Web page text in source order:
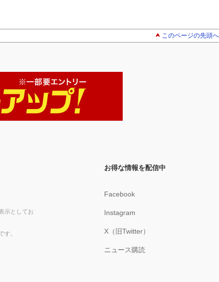
このページの先頭へ
示としてお
す。
お得な情報を配信中
Facebook
Instagram
X（旧Twitter）
ニュース購読